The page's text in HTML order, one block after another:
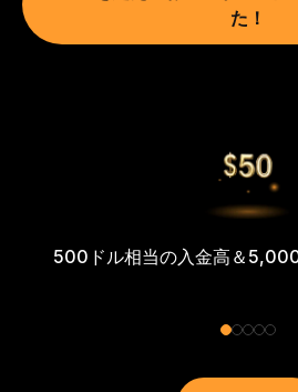
た！
500ドル相当の入金高＆